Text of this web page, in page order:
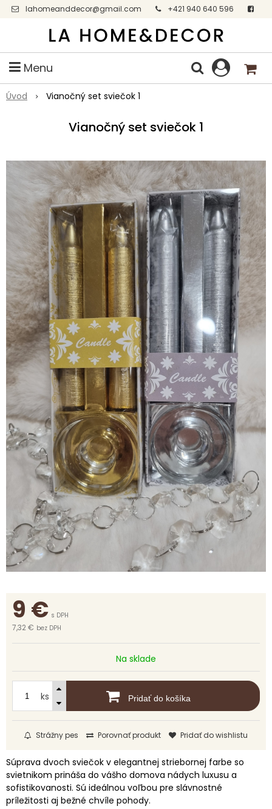
lahomeanddecor@gmail.com
+421 940 640 596
Facebook
Menu
Úvod Vianočný set sviečok 1
Vianočný set sviečok 1
9 € s DPH
7,32 € bez DPH
Na sklade
ks Pridať do košíka
Strážny pes Porovnať produkt Pridať do wishlistu
Súprava dvoch sviečok v elegantnej striebornej farbe so
svietnikom prináša do vášho domova nádych luxusu a
sofistikovanosti. Sú ideálnou voľbou pre slávnostné
príležitosti aj bežné chvíle pohody.